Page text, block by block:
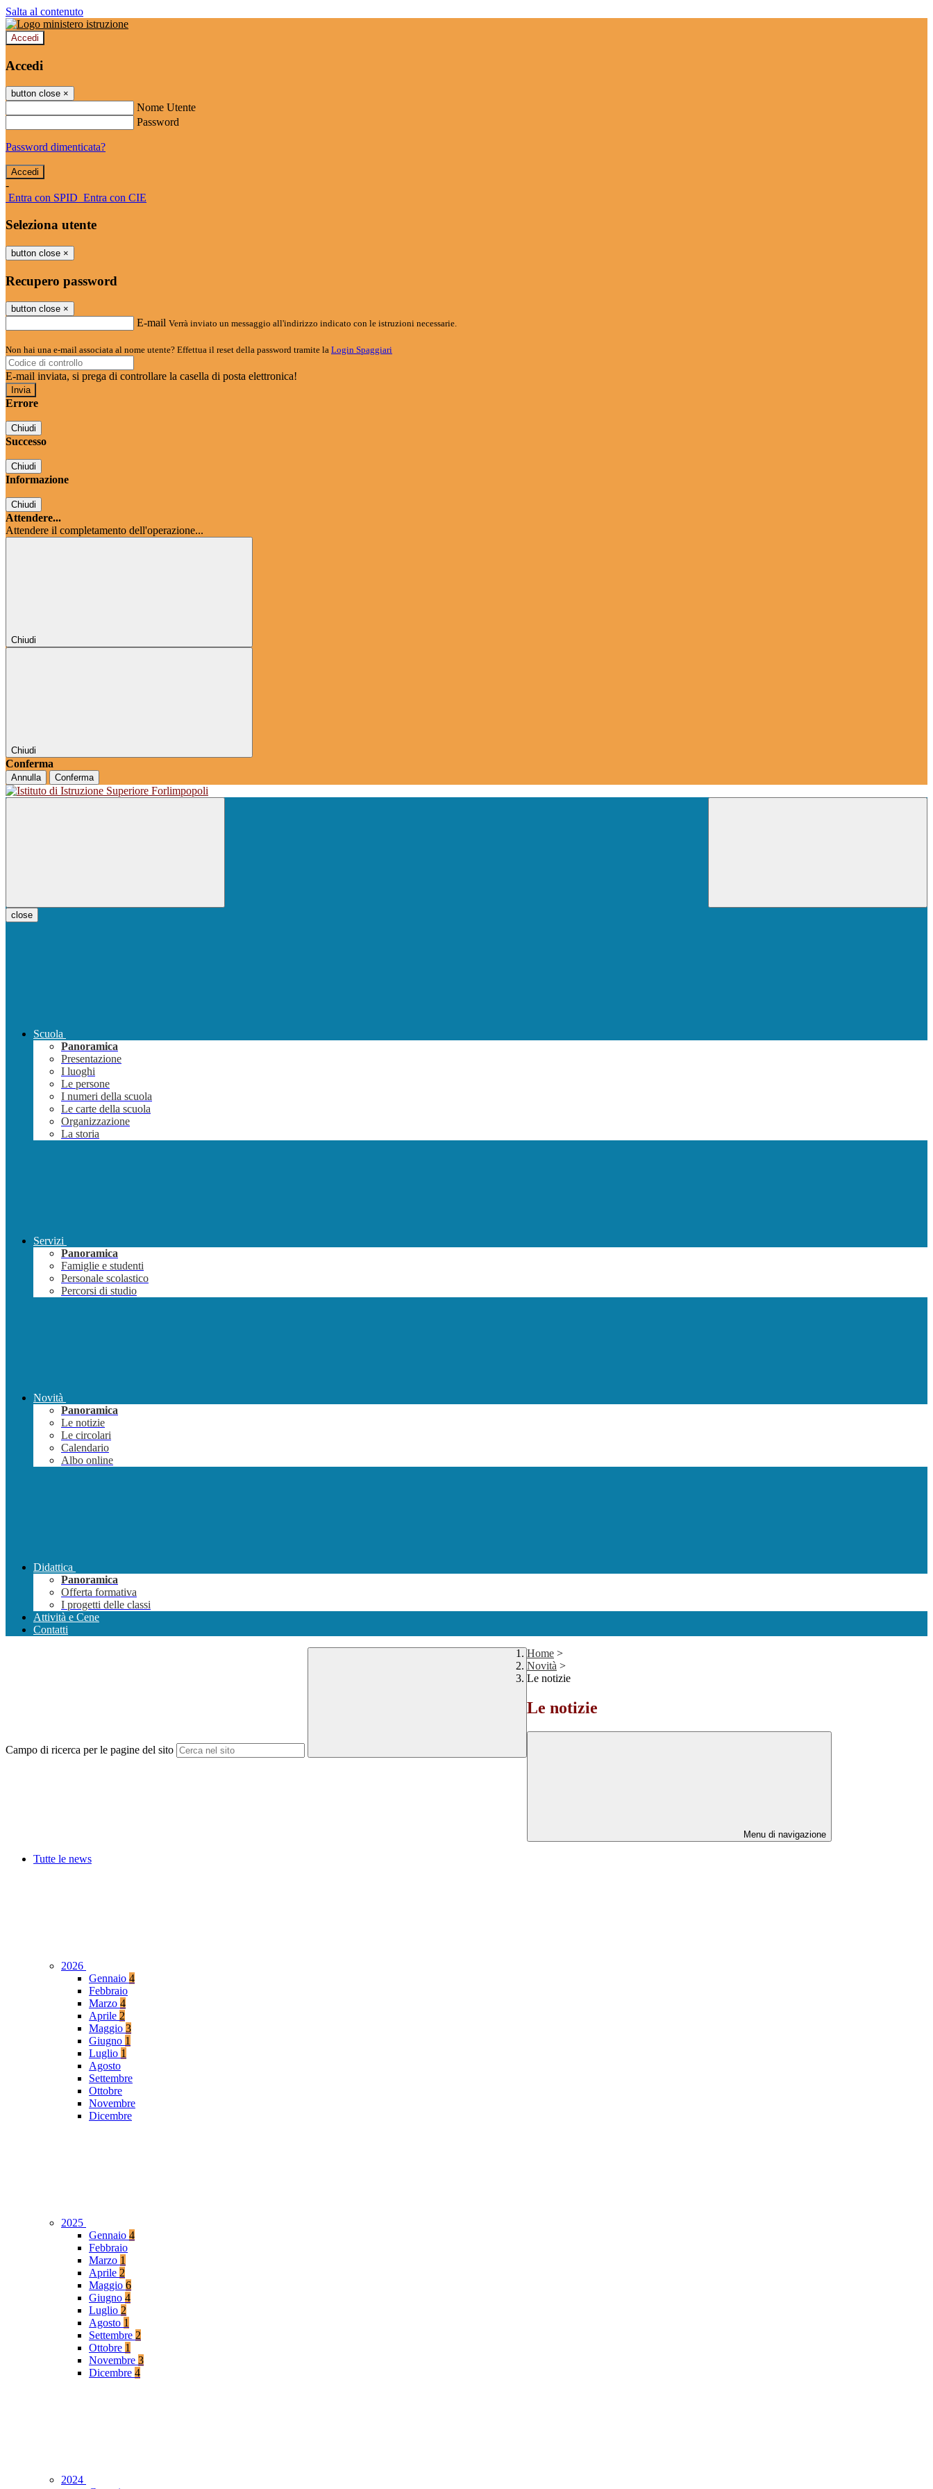
Salta al contenuto
Accedi
Accedi
button close ×
Nome Utente
Password
Password dimenticata?
-
Entra con SPID Entra con CIE
Seleziona utente
button close ×
Recupero password
button close ×
E-mail Verrà inviato un messaggio all'indirizzo indicato con le istruzioni necessarie.
Non hai una e-mail associata al nome utente? Effettua il reset della password tramite la Login Spaggiari
E-mail inviata, si prega di controllare la casella di posta elettronica!
Errore
Chiudi
Successo
Chiudi
Informazione
Chiudi
Attendere...
Attendere il completamento dell'operazione...
Chiudi
Chiudi
Conferma
Annulla Conferma
close
Scuola
Panoramica
Presentazione
I luoghi
Le persone
I numeri della scuola
Le carte della scuola
Organizzazione
La storia
Servizi
Panoramica
Famiglie e studenti
Personale scolastico
Percorsi di studio
Novità
Panoramica
Le notizie
Le circolari
Calendario
Albo online
Didattica
Panoramica
Offerta formativa
I progetti delle classi
Attività e Cene
Contatti
Campo di ricerca per le pagine del sito
Home >
Novità >
Le notizie
Le notizie
Menu di navigazione
Tutte le news
2026
Gennaio 4
Febbraio
Marzo 4
Aprile 2
Maggio 3
Giugno 1
Luglio 1
Agosto
Settembre
Ottobre
Novembre
Dicembre
2025
Gennaio 4
Febbraio
Marzo 1
Aprile 2
Maggio 6
Giugno 4
Luglio 2
Agosto 1
Settembre 2
Ottobre 1
Novembre 3
Dicembre 4
2024